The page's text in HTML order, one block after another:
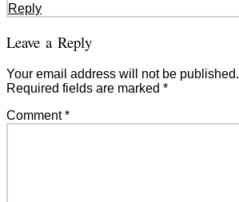
Reply
Leave a Reply
Your email address will not be published.
Required fields are marked *
Comment*